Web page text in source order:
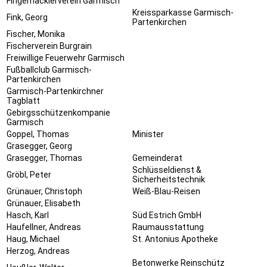
Fink, Georg
Kreissparkasse Garmisch-
Partenkirchen
Fischer, Monika
Fischerverein Burgrain
Freiwillige Feuerwehr Garmisch
Fußballclub Garmisch-
Partenkirchen
Garmisch-Partenkirchner
Tagblatt
Gebirgsschützenkompanie
Garmisch
Goppel, Thomas
Minister
Grasegger, Georg
Grasegger, Thomas
Gemeinderat
Gröbl, Peter
Schlüsseldienst &
Sicherheitstechnik
Grünauer, Christoph
Weiß-Blau-Reisen
Grünauer, Elisabeth
Hasch, Karl
Süd Estrich GmbH
Haufellner, Andreas
Raumausstattung
Haug, Michael
St. Antonius Apotheke
Herzog, Andreas
Betonwerke Reinschütz